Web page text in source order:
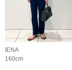
IENA
160cm